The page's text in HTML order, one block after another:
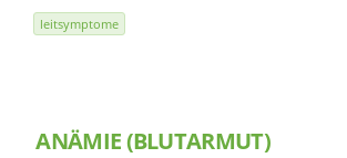
leitsymptome
ANÄMIE (BLUTARMUT)